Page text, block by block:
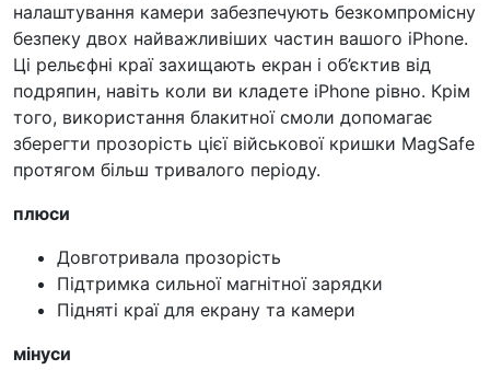
налаштування камери забезпечують безкомпромісну
безпеку двох найважливіших частин вашого iPhone.
Ці рельєфні краї захищають екран і об’єктив від
подряпин, навіть коли ви кладете iPhone рівно. Крім
того, використання блакитної смоли допомагає
зберегти прозорість цієї військової кришки MagSafe
протягом більш тривалого періоду.
плюси
Довготривала прозорість
Підтримка сильної магнітної зарядки
Підняті краї для екрану та камери
мінуси